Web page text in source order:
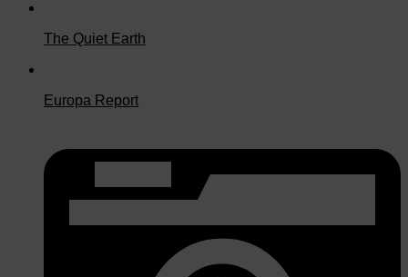
The Quiet Earth
Europa Report